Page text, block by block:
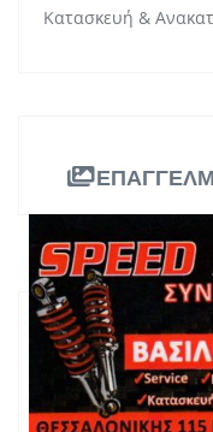
Κατασκευή &
Διεύθυνση: